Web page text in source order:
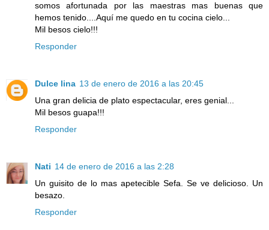
somos afortunada por las maestras mas buenas que
hemos tenido....Aquí me quedo en tu cocina cielo...
Mil besos cielo!!!
Responder
Dulce lina 13 de enero de 2016 a las 20:45
Una gran delicia de plato espectacular, eres genial...
Mil besos guapa!!!
Responder
Nati 14 de enero de 2016 a las 2:28
Un guisito de lo mas apetecible Sefa. Se ve delicioso. Un
besazo.
Responder